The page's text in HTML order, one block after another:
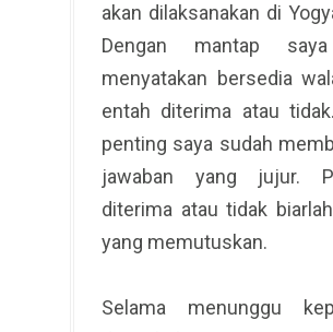
akan dilaksanakan di
Dengan mantap
menyatakan bersedia
entah diterima atau
penting saya sudah
jawaban yang jujur.
diterima atau tidak
yang memutuskan.
Selama menunggu